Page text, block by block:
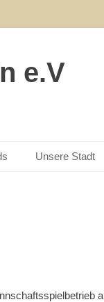
e.V
Unsere Stadt